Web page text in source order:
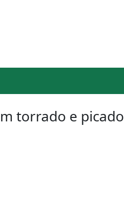
torrado e picado